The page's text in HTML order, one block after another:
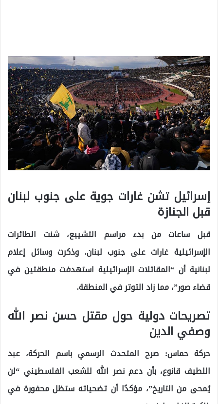
إسرائيل تشن غارات جوية على جنوب لبنان
قبل الجنازة
قبل ساعات من بدء مراسم التشييع، شنت الطائرات
الإسرائيلية غارات على جنوب لبنان. وذكرت وسائل إعلام
لبنانية أن “المقاتلات الإسرائيلية استهدفت منطقتين في
قضاء صور”، مما زاد التوتر في المنطقة.
تصريحات دولية حول مقتل حسن نصر الله
وصفي الدين
حركة حماس: صرح المتحدث الرسمي باسم الحركة، عبد
اللطيف قانوع، بأن دعم نصر الله للشعب الفلسطيني “لن
يُمحى من التاريخ”، مؤكدًا أن تضحياته ستظل محفورة في